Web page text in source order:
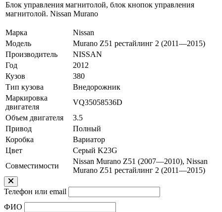
Блок управления магнитолой, блок кнопок управления
магнитолой. Nissan Murano
Марка
Nissan
Модель
Murano Z51 рестайлинг 2 (2011—2015)
Производитель
NISSAN
Год
2012
Кузов
380
Тип кузова
Внедорожник
Маркировка
двигателя
VQ35058536D
Объем двигателя
3.5
Привод
Полный
Коробка
Вариатор
Цвет
Серый K23G
Совместимости
Nissan Murano Z51 (2007—2010), Nissan
Murano Z51 рестайлинг 2 (2011—2015)
Телефон или email
ФИО